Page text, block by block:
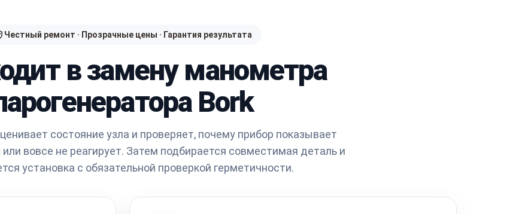
Честный ремонт · Прозрачные цены · Гарантия результата
в замену манометра
Bork
состояние узла и проверяет, почему прибор показывает
вовсе не реагирует. Затем подбирается совместимая деталь и
установка с обязательной проверкой герметичности.